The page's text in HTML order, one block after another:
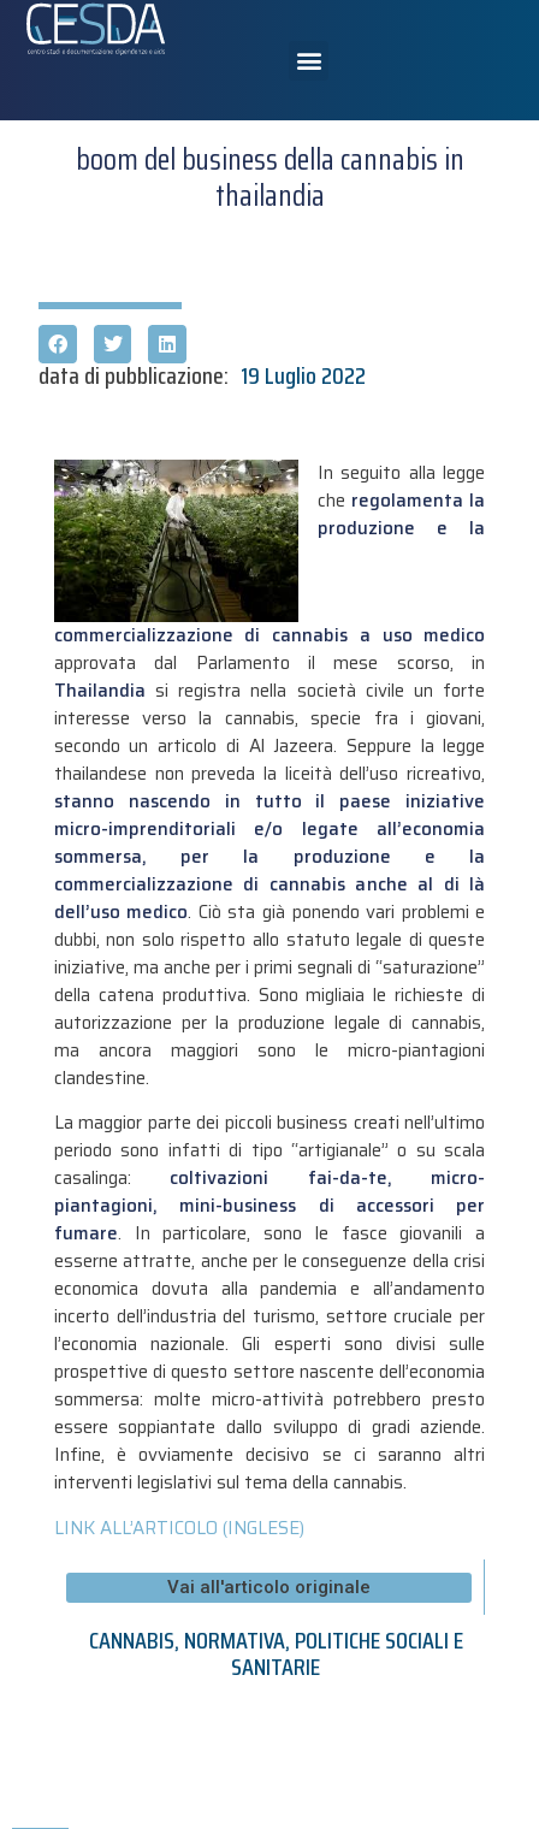
boom del business della cannabis in
thailandia
data di pubblicazione: 19 Luglio 2022
In seguito alla legge
che regolamenta la
produzione e la
commercializzazione di cannabis a uso medico
approvata dal Parlamento il mese scorso, in
Thailandia si registra nella società civile un forte
interesse verso la cannabis, specie fra i giovani,
secondo un articolo di Al Jazeera. Seppure la legge
thailandese non preveda la liceità dell’uso ricreativo,
stanno nascendo in tutto il paese iniziative
micro-imprenditoriali e/o legate all’economia
sommersa, per la produzione e la
commercializzazione di cannabis anche al di là
dell’uso medico. Ciò sta già ponendo vari problemi e
dubbi, non solo rispetto allo statuto legale di queste
iniziative, ma anche per i primi segnali di “saturazione”
della catena produttiva. Sono migliaia le richieste di
autorizzazione per la produzione legale di cannabis,
ma ancora maggiori sono le micro-piantagioni
clandestine.
La maggior parte dei piccoli business creati nell’ultimo
periodo sono infatti di tipo “artigianale” o su scala
casalinga: coltivazioni fai-da-te, micro-
piantagioni, mini-business di accessori per
fumare. In particolare, sono le fasce giovanili a
esserne attratte, anche per le conseguenze della crisi
economica dovuta alla pandemia e all’andamento
incerto dell’industria del turismo, settore cruciale per
l’economia nazionale. Gli esperti sono divisi sulle
prospettive di questo settore nascente dell’economia
sommersa: molte micro-attività potrebbero presto
essere soppiantate dallo sviluppo di gradi aziende.
Infine, è ovviamente decisivo se ci saranno altri
interventi legislativi sul tema della cannabis.
LINK ALL’ARTICOLO (INGLESE)
Vai all'articolo originale
CANNABIS,NORMATIVA,POLITICHE SOCIALI E
SANITARIE